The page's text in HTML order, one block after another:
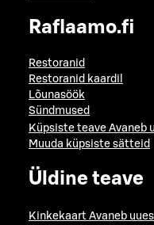
Raflaamo.fi
Restoranid
Restoranid kaardil
Lõunasöök
Sündmused
Küpsiste teave Avaneb
Muuda küpsiste sätteid
Üldine teave
Kinkekaart Avaneb